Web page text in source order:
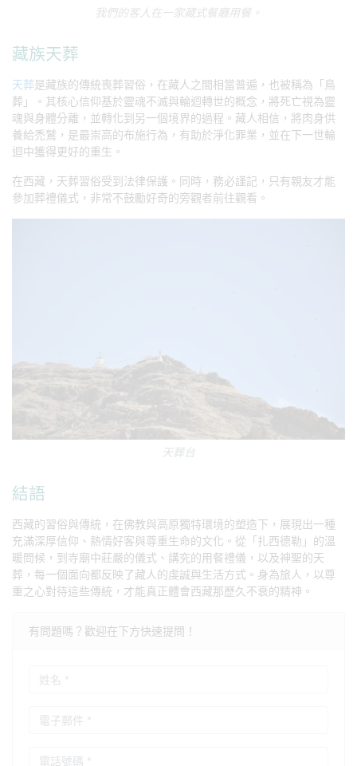
我們的客人在一家藏式餐廳用餐。
藏族天葬
天葬是藏族的傳統喪葬習俗，在藏人之間相當普遍，也被稱為「鳥
葬」。其核心信仰基於靈魂不滅與輪迴轉世的概念，將死亡視為靈
魂與身體分離，並轉化到另一個境界的過程。藏人相信，將肉身供
養給禿鷲，是最崇高的布施行為，有助於淨化罪業，並在下一世輪
迴中獲得更好的重生。
在西藏，天葬習俗受到法律保護。同時，務必謹記，只有親友才能
參加葬禮儀式，非常不鼓勵好奇的旁觀者前往觀看。
天葬台
結語
西藏的習俗與傳統，在佛教與高原獨特環境的塑造下，展現出一種
充滿深厚信仰、熱情好客與尊重生命的文化。從「扎西德勒」的溫
暖問候，到寺廟中莊嚴的儀式、講究的用餐禮儀，以及神聖的天
葬，每一個面向都反映了藏人的虔誠與生活方式。身為旅人，以尊
重之心對待這些傳統，才能真正體會西藏那歷久不衰的精神。
有問題嗎？歡迎在下方快速提問！